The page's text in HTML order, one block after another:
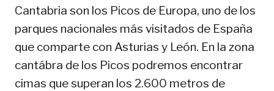
Cantabria son los Picos de Europa, uno de los
parques nacionales más visitados de España
que comparte con Asturias y León. En la zona
cantábra de los Picos podremos encontrar
cimas que superan los 2.600 metros de